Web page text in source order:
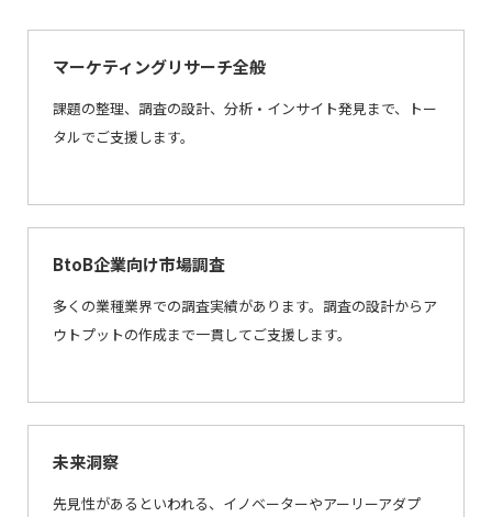
マーケティングリサーチ全般
課題の整理、調査の設計、分析・インサイト発見まで、トー
タルでご支援します。
BtoB企業向け市場調査
多くの業種業界での調査実績があります。調査の設計からア
ウトプットの作成まで一貫してご支援します。
未来洞察
先見性があるといわれる、イノベーターやアーリーアダプ